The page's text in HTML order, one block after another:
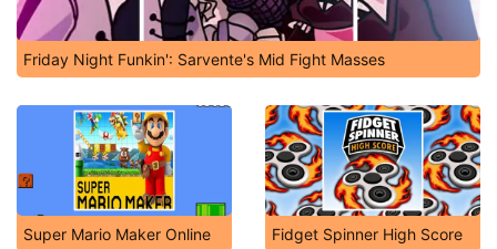
Friday Night Funkin': Sarvente's Mid Fight Masses
Super Mario Maker Online Fidget Spinner High Score